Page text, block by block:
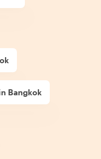
Bangkok